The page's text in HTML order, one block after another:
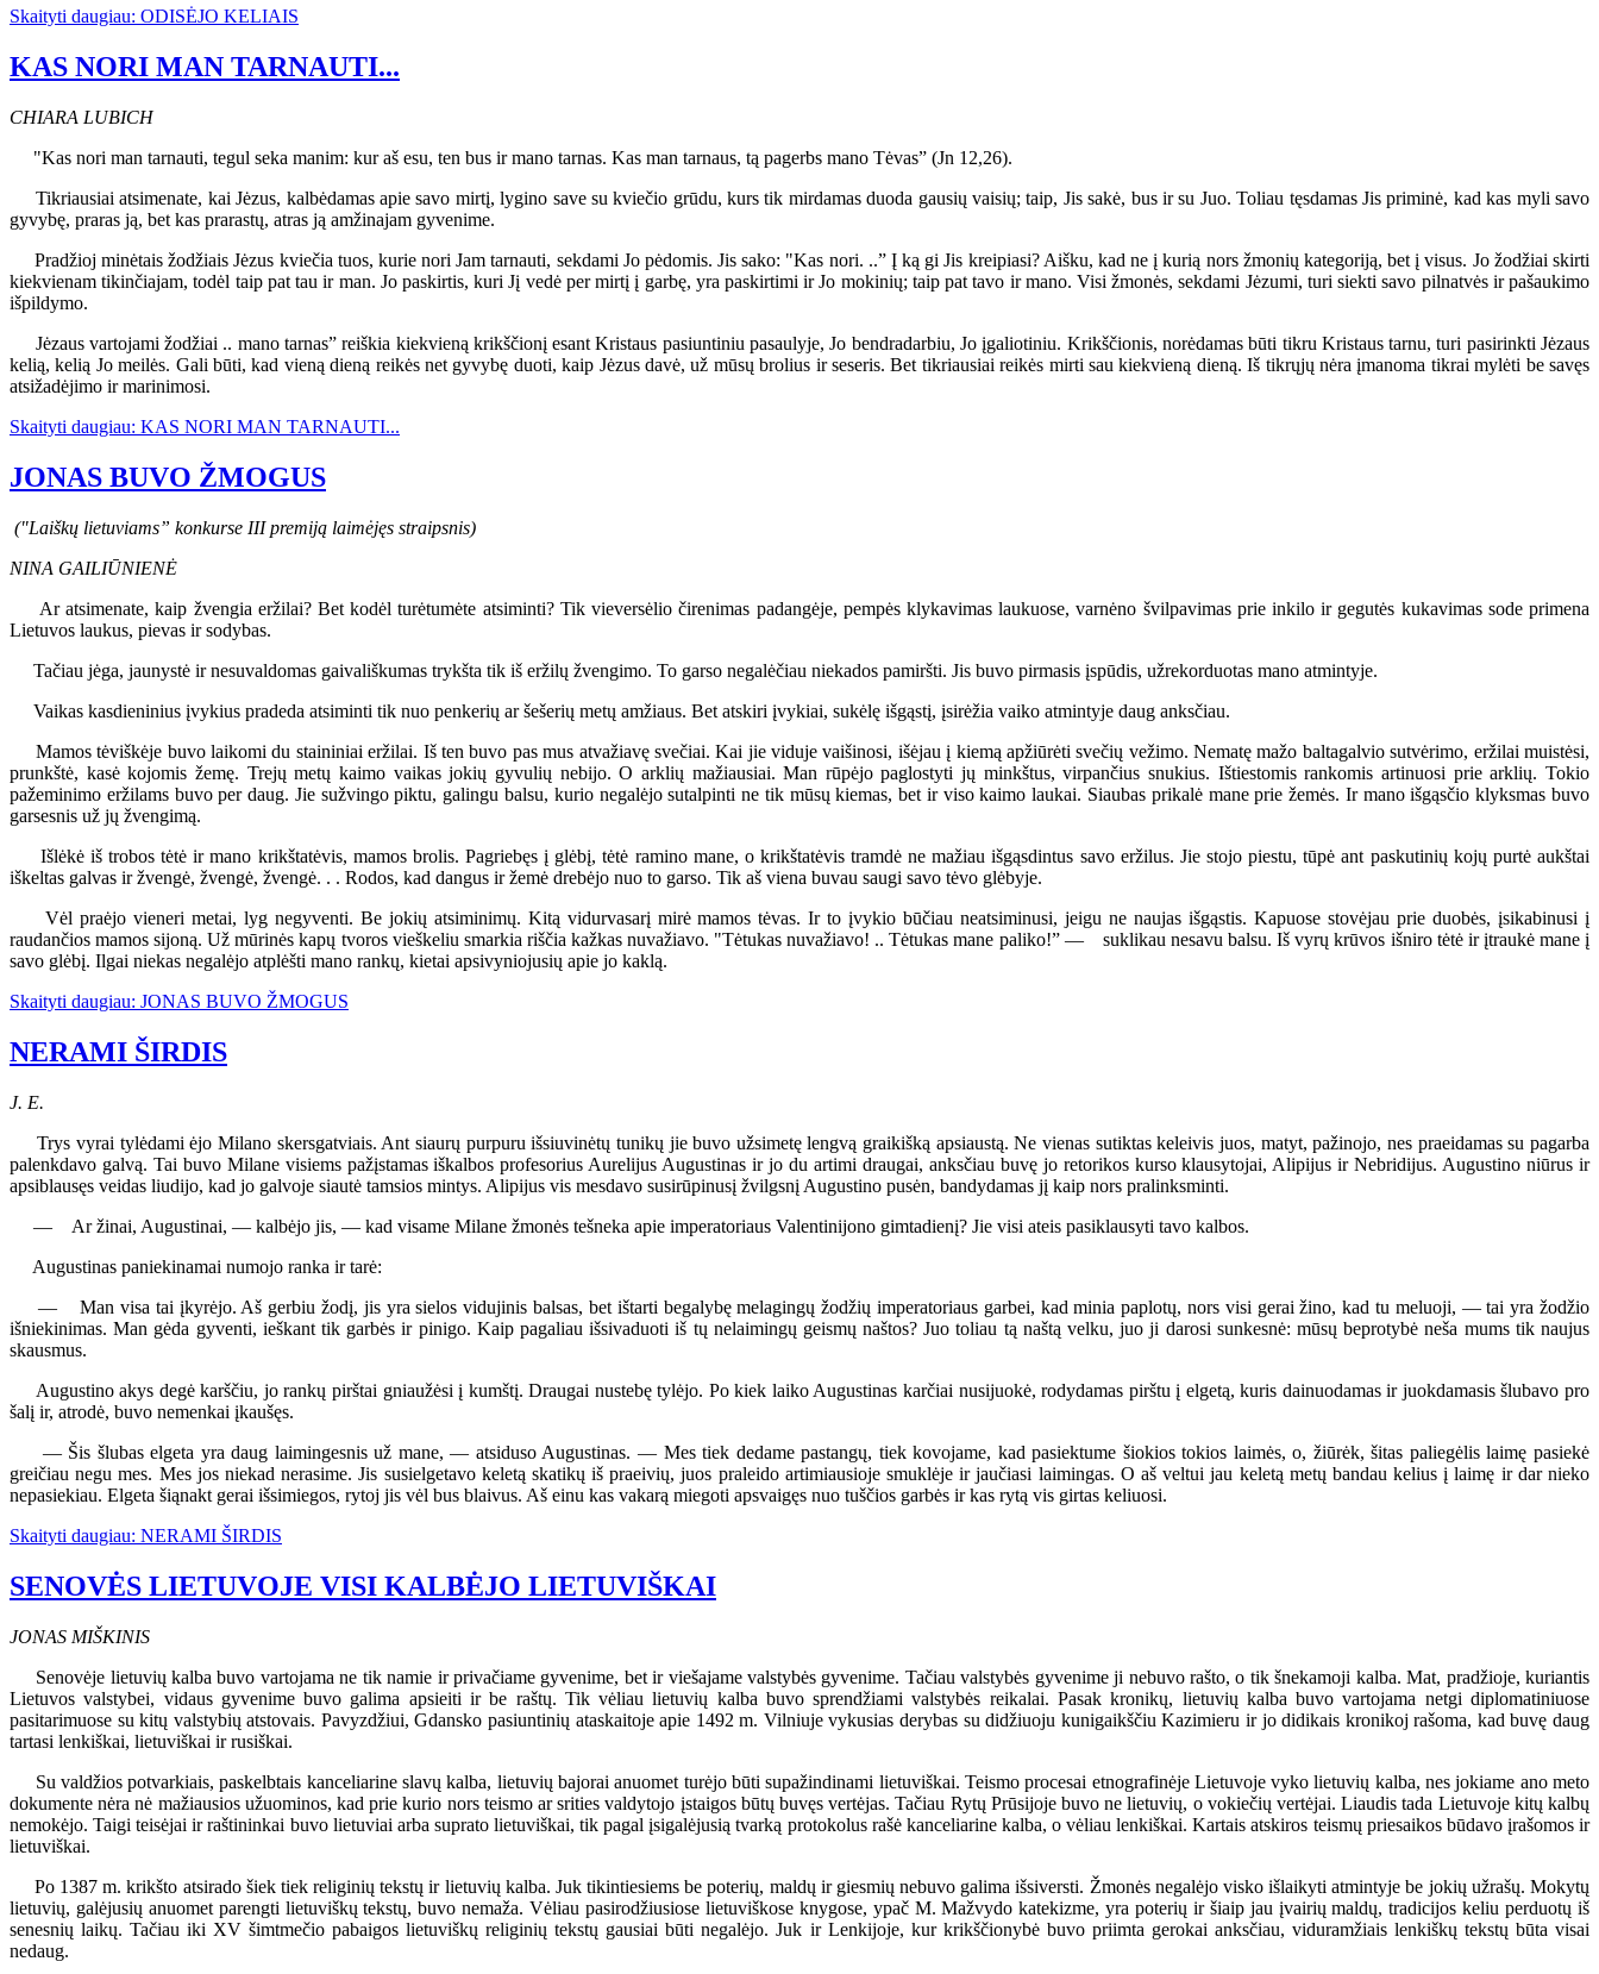
Skaityti daugiau: ODISĖJO KELIAIS
KAS NORI MAN TARNAUTI...
CHIARA LUBICH
"Kas nori man tarnauti, tegul seka manim: kur aš esu, ten bus ir mano tarnas. Kas man tarnaus, tą pagerbs mano Tėvas” (Jn 12,26).
Tikriausiai atsimenate, kai Jėzus, kalbėdamas apie savo mirtį, lygino save su kviečio grūdu, kurs tik mirdamas duoda gausių vaisių; taip, Jis sakė, bus ir su Juo. Toliau tęsdamas Jis priminė, kad kas myli savo
gyvybę, praras ją, bet kas prarastų, atras ją amžinajam gyvenime.
Pradžioj minėtais žodžiais Jėzus kviečia tuos, kurie nori Jam tarnauti, sekdami Jo pėdomis. Jis sako: "Kas nori. ..” Į ką gi Jis kreipiasi? Aišku, kad ne į kurią nors žmonių kategoriją, bet į visus. Jo žodžiai skirti
kiekvienam tikinčiajam, todėl taip pat tau ir man. Jo paskirtis, kuri Jį vedė per mirtį į garbę, yra paskirtimi ir Jo mokinių; taip pat tavo ir mano. Visi žmonės, sekdami Jėzumi, turi siekti savo pilnatvės ir pašaukimo
išpildymo.
Jėzaus vartojami žodžiai .. mano tarnas” reiškia kiekvieną krikščionį esant Kristaus pasiuntiniu pasaulyje, Jo bendradarbiu, Jo įgaliotiniu. Krikščionis, norėdamas būti tikru Kristaus tarnu, turi pasirinkti Jėzaus
kelią, kelią Jo meilės. Gali būti, kad vieną dieną reikės net gyvybę duoti, kaip Jėzus davė, už mūsų brolius ir seseris. Bet tikriausiai reikės mirti sau kiekvieną dieną. Iš tikrųjų nėra įmanoma tikrai mylėti be savęs
atsižadėjimo ir marinimosi.
Skaityti daugiau: KAS NORI MAN TARNAUTI...
JONAS BUVO ŽMOGUS
("Laiškų lietuviams” konkurse III premiją laimėjęs straipsnis)
NINA GAILIŪNIENĖ
Ar atsimenate, kaip žvengia eržilai? Bet kodėl turėtumėte atsiminti? Tik vieversėlio čirenimas padangėje, pempės klykavimas laukuose, varnėno švilpavimas prie inkilo ir gegutės kukavimas sode primena
Lietuvos laukus, pievas ir sodybas.
Tačiau jėga, jaunystė ir nesuvaldomas gaivališkumas trykšta tik iš eržilų žvengimo. To garso negalėčiau niekados pamiršti. Jis buvo pirmasis įspūdis, užrekorduotas mano atmintyje.
Vaikas kasdieninius įvykius pradeda atsiminti tik nuo penkerių ar šešerių metų amžiaus. Bet atskiri įvykiai, sukėlę išgąstį, įsirėžia vaiko atmintyje daug anksčiau.
Mamos tėviškėje buvo laikomi du staininiai eržilai. Iš ten buvo pas mus atvažiavę svečiai. Kai jie viduje vaišinosi, išėjau į kiemą apžiūrėti svečių vežimo. Nematę mažo baltagalvio sutvėrimo, eržilai muistėsi,
prunkštė, kasė kojomis žemę. Trejų metų kaimo vaikas jokių gyvulių nebijo. O arklių mažiausiai. Man rūpėjo paglostyti jų minkštus, virpančius snukius. Ištiestomis rankomis artinuosi prie arklių. Tokio
pažeminimo eržilams buvo per daug. Jie sužvingo piktu, galingu balsu, kurio negalėjo sutalpinti ne tik mūsų kiemas, bet ir viso kaimo laukai. Siaubas prikalė mane prie žemės. Ir mano išgąsčio klyksmas buvo
garsesnis už jų žvengimą.
Išlėkė iš trobos tėtė ir mano krikštatėvis, mamos brolis. Pagriebęs į glėbį, tėtė ramino mane, o krikštatėvis tramdė ne mažiau išgąsdintus savo eržilus. Jie stojo piestu, tūpė ant paskutinių kojų purtė aukštai
iškeltas galvas ir žvengė, žvengė, žvengė. . . Rodos, kad dangus ir žemė drebėjo nuo to garso. Tik aš viena buvau saugi savo tėvo glėbyje.
Vėl praėjo vieneri metai, lyg negyventi. Be jokių atsiminimų. Kitą vidurvasarį mirė mamos tėvas. Ir to įvykio būčiau neatsiminusi, jeigu ne naujas išgąstis. Kapuose stovėjau prie duobės, įsikabinusi į
raudančios mamos sijoną. Už mūrinės kapų tvoros vieškeliu smarkia riščia kažkas nuvažiavo. "Tėtukas nuvažiavo! .. Tėtukas mane paliko!” — suklikau nesavu balsu. Iš vyrų krūvos išniro tėtė ir įtraukė mane į
savo glėbį. Ilgai niekas negalėjo atplėšti mano rankų, kietai apsivyniojusių apie jo kaklą.
Skaityti daugiau: JONAS BUVO ŽMOGUS
NERAMI ŠIRDIS
J. E.
Trys vyrai tylėdami ėjo Milano skersgatviais. Ant siaurų purpuru išsiuvinėtų tunikų jie buvo užsimetę lengvą graikišką apsiaustą. Ne vienas sutiktas keleivis juos, matyt, pažinojo, nes praeidamas su pagarba
palenkdavo galvą. Tai buvo Milane visiems pažįstamas iškalbos profesorius Aurelijus Augustinas ir jo du artimi draugai, anksčiau buvę jo retorikos kurso klausytojai, Alipijus ir Nebridijus. Augustino niūrus ir
apsiblausęs veidas liudijo, kad jo galvoje siautė tamsios mintys. Alipijus vis mesdavo susirūpinusį žvilgsnį Augustino pusėn, bandydamas jį kaip nors pralinksminti.
— Ar žinai, Augustinai, — kalbėjo jis, — kad visame Milane žmonės tešneka apie imperatoriaus Valentinijono gimtadienį? Jie visi ateis pasiklausyti tavo kalbos.
Augustinas paniekinamai numojo ranka ir tarė:
— Man visa tai įkyrėjo. Aš gerbiu žodį, jis yra sielos vidujinis balsas, bet ištarti begalybę melagingų žodžių imperatoriaus garbei, kad minia paplotų, nors visi gerai žino, kad tu meluoji, — tai yra žodžio
išniekinimas. Man gėda gyventi, ieškant tik garbės ir pinigo. Kaip pagaliau išsivaduoti iš tų nelaimingų geismų naštos? Juo toliau tą naštą velku, juo ji darosi sunkesnė: mūsų beprotybė neša mums tik naujus
skausmus.
Augustino akys degė karščiu, jo rankų pirštai gniaužėsi į kumštį. Draugai nustebę tylėjo. Po kiek laiko Augustinas karčiai nusijuokė, rodydamas pirštu į elgetą, kuris dainuodamas ir juokdamasis šlubavo pro
šalį ir, atrodė, buvo nemenkai įkaušęs.
— Šis šlubas elgeta yra daug laimingesnis už mane, — atsiduso Augustinas. — Mes tiek dedame pastangų, tiek kovojame, kad pasiektume šiokios tokios laimės, o, žiūrėk, šitas paliegėlis laimę pasiekė
greičiau negu mes. Mes jos niekad nerasime. Jis susielgetavo keletą skatikų iš praeivių, juos praleido artimiausioje smuklėje ir jaučiasi laimingas. O aš veltui jau keletą metų bandau kelius į laimę ir dar nieko
nepasiekiau. Elgeta šiąnakt gerai išsimiegos, rytoj jis vėl bus blaivus. Aš einu kas vakarą miegoti apsvaigęs nuo tuščios garbės ir kas rytą vis girtas keliuosi.
Skaityti daugiau: NERAMI ŠIRDIS
SENOVĖS LIETUVOJE VISI KALBĖJO LIETUVIŠKAI
JONAS MIŠKINIS
Senovėje lietuvių kalba buvo vartojama ne tik namie ir privačiame gyvenime, bet ir viešajame valstybės gyvenime. Tačiau valstybės gyvenime ji nebuvo rašto, o tik šnekamoji kalba. Mat, pradžioje, kuriantis
Lietuvos valstybei, vidaus gyvenime buvo galima apsieiti ir be raštų. Tik vėliau lietuvių kalba buvo sprendžiami valstybės reikalai. Pasak kronikų, lietuvių kalba buvo vartojama netgi diplomatiniuose
pasitarimuose su kitų valstybių atstovais. Pavyzdžiui, Gdansko pasiuntinių ataskaitoje apie 1492 m. Vilniuje vykusias derybas su didžiuoju kunigaikščiu Kazimieru ir jo didikais kronikoj rašoma, kad buvę daug
tartasi lenkiškai, lietuviškai ir rusiškai.
Su valdžios potvarkiais, paskelbtais kanceliarine slavų kalba, lietuvių bajorai anuomet turėjo būti supažindinami lietuviškai. Teismo procesai etnografinėje Lietuvoje vyko lietuvių kalba, nes jokiame ano meto
dokumente nėra nė mažiausios užuominos, kad prie kurio nors teismo ar srities valdytojo įstaigos būtų buvęs vertėjas. Tačiau Rytų Prūsijoje buvo ne lietuvių, o vokiečių vertėjai. Liaudis tada Lietuvoje kitų kalbų
nemokėjo. Taigi teisėjai ir raštininkai buvo lietuviai arba suprato lietuviškai, tik pagal įsigalėjusią tvarką protokolus rašė kanceliarine kalba, o vėliau lenkiškai. Kartais atskiros teismų priesaikos būdavo įrašomos ir
lietuviškai.
Po 1387 m. krikšto atsirado šiek tiek religinių tekstų ir lietuvių kalba. Juk tikintiesiems be poterių, maldų ir giesmių nebuvo galima išsiversti. Žmonės negalėjo visko išlaikyti atmintyje be jokių užrašų. Mokytų
lietuvių, galėjusių anuomet parengti lietuviškų tekstų, buvo nemaža. Vėliau pasirodžiusiose lietuviškose knygose, ypač M. Mažvydo katekizme, yra poterių ir šiaip jau įvairių maldų, tradicijos keliu perduotų iš
senesnių laikų. Tačiau iki XV šimtmečio pabaigos lietuviškų religinių tekstų gausiai būti negalėjo. Juk ir Lenkijoje, kur krikščionybė buvo priimta gerokai anksčiau, viduramžiais lenkiškų tekstų būta visai
nedaug.